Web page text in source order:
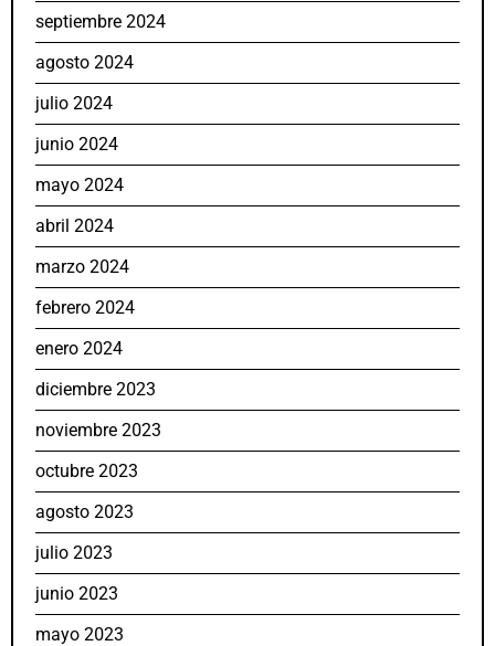
septiembre 2024
agosto 2024
julio 2024
junio 2024
mayo 2024
abril 2024
marzo 2024
febrero 2024
enero 2024
diciembre 2023
noviembre 2023
octubre 2023
agosto 2023
julio 2023
junio 2023
mayo 2023